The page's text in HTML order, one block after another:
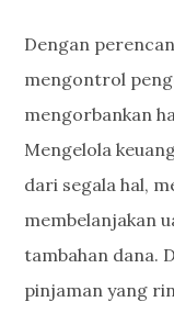
Dengan
mengontrol
mengorbankan
Mengelola
dari segala hal,
membelanjakan
tambahan dana.
pinjaman yang